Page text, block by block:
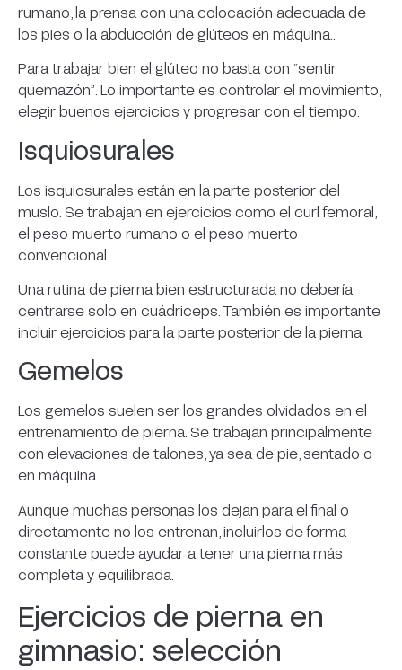
rumano, la prensa con una colocación adecuada de
los pies o la abducción de glúteos en máquina..
Para trabajar bien el glúteo no basta con “sentir
quemazón”. Lo importante es controlar el movimiento,
elegir buenos ejercicios y progresar con el tiempo.
Isquiosurales
Los isquiosurales están en la parte posterior del
muslo. Se trabajan en ejercicios como el curl femoral,
el peso muerto rumano o el peso muerto
convencional.
Una rutina de pierna bien estructurada no debería
centrarse solo en cuádriceps. También es importante
incluir ejercicios para la parte posterior de la pierna.
Gemelos
Los gemelos suelen ser los grandes olvidados en el
entrenamiento de pierna. Se trabajan principalmente
con elevaciones de talones, ya sea de pie, sentado o
en máquina.
Aunque muchas personas los dejan para el final o
directamente no los entrenan, incluirlos de forma
constante puede ayudar a tener una pierna más
completa y equilibrada.
Ejercicios de pierna en
gimnasio: selección